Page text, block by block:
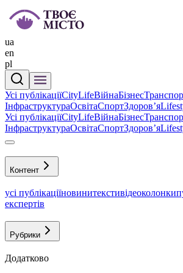
ua
en
pl
Усі публікаціїCityLifeВійнаБізнес
ІнфраструктураОсвітаСпортЗдоровʼя
Усі публікаціїCityLifeВійнаБізнес
ІнфраструктураОсвітаСпортЗдоровʼя
Контент
усі публікаціїновинитекстивідеоколонки
експертів
Рубрики
Додатково